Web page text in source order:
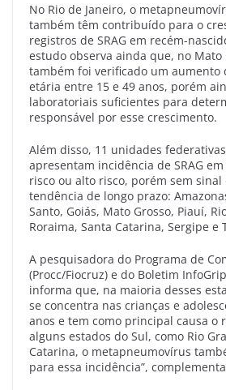
No Rio de Janeiro, o
também têm contribuído para o
registros de SRAG em recém-
estudo observa ainda que, no Mato
também foi verificado um aumento
etária entre 15 e 49 anos, porém
laboratoriais suficientes para
responsável por esse crescimento.
Além disso, 11 unidades
apresentam incidência de SRAG
risco ou alto risco, porém sem
tendência de longo prazo:
Santo, Goiás, Mato Grosso, Piauí,
Roraima, Santa Catarina, Sergipe e
A pesquisadora do Programa de
(Procc/Fiocruz) e do Boletim
informa que, na maioria desses
se concentra nas crianças e
anos e tem como principal causa o
alguns estados do Sul, como Rio
Catarina, o metapneumovírus
para essa incidência”,